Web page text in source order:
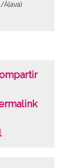
Álava)